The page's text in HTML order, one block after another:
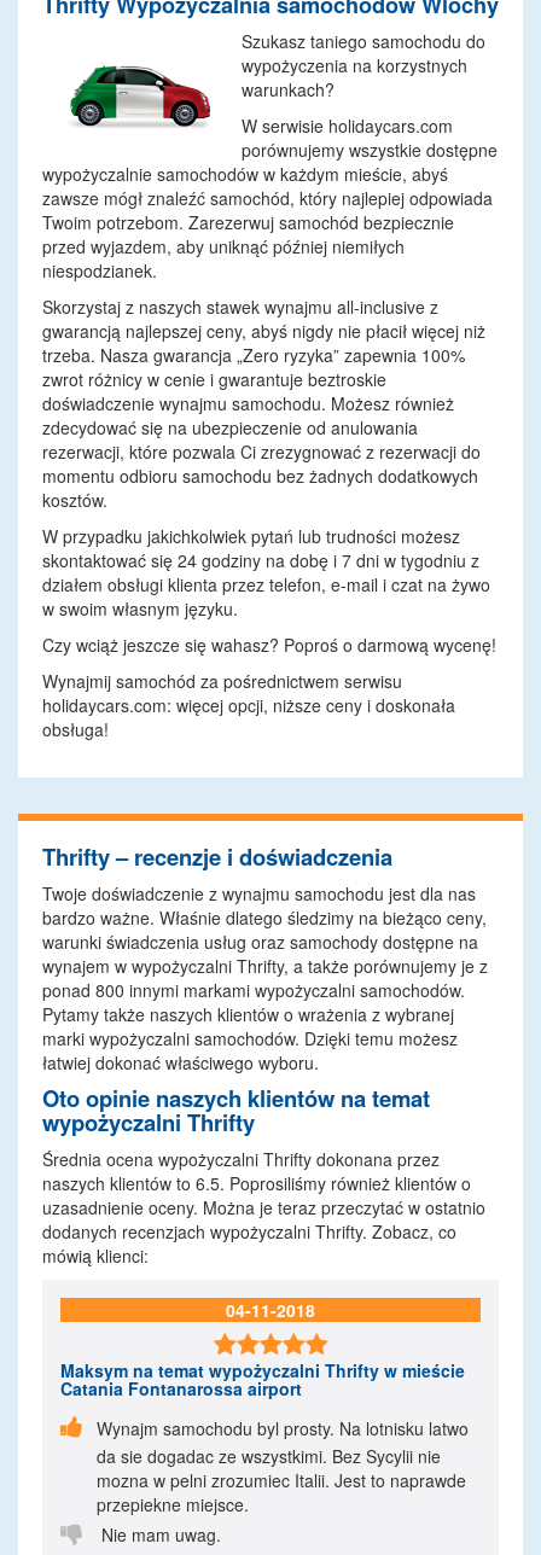
Szukasz taniego samochodu do
wypożyczenia na korzystnych
warunkach?
W serwisie holidaycars.com
porównujemy wszystkie dostępne
wypożyczalnie samochodów w każdym mieście, abyś
zawsze mógł znaleźć samochód, który najlepiej odpowiada
Twoim potrzebom. Zarezerwuj samochód bezpiecznie
przed wyjazdem, aby uniknąć później niemiłych
niespodzianek.
Skorzystaj z naszych stawek wynajmu all-inclusive z
gwarancją najlepszej ceny, abyś nigdy nie płacił więcej niż
trzeba. Nasza gwarancja „Zero ryzyka” zapewnia 100%
zwrot różnicy w cenie i gwarantuje beztroskie
doświadczenie wynajmu samochodu. Możesz również
zdecydować się na ubezpieczenie od anulowania
rezerwacji, które pozwala Ci zrezygnować z rezerwacji do
momentu odbioru samochodu bez żadnych dodatkowych
kosztów.
W przypadku jakichkolwiek pytań lub trudności możesz
skontaktować się 24 godziny na dobę i 7 dni w tygodniu z
działem obsługi klienta przez telefon, e-mail i czat na żywo
w swoim własnym języku.
Czy wciąż jeszcze się wahasz? Poproś o darmową wycenę!
Wynajmij samochód za pośrednictwem serwisu
holidaycars.com: więcej opcji, niższe ceny i doskonała
obsługa!
Thrifty – recenzje i doświadczenia
Twoje doświadczenie z wynajmu samochodu jest dla nas
bardzo ważne. Właśnie dlatego śledzimy na bieżąco ceny,
warunki świadczenia usług oraz samochody dostępne na
wynajem w wypożyczalni Thrifty, a także porównujemy je z
ponad 800 innymi markami wypożyczalni samochodów.
Pytamy także naszych klientów o wrażenia z wybranej
marki wypożyczalni samochodów. Dzięki temu możesz
łatwiej dokonać właściwego wyboru.
Oto opinie naszych klientów na temat
wypożyczalni Thrifty
Średnia ocena wypożyczalni Thrifty dokonana przez
naszych klientów to 6.5. Poprosiliśmy również klientów o
uzasadnienie oceny. Można je teraz przeczytać w ostatnio
dodanych recenzjach wypożyczalni Thrifty. Zobacz, co
mówią klienci:
04-11-2018

Maksym na temat wypożyczalni Thrifty w mieście
Catania Fontanarossa airport
 Wynajm samochodu byl prosty. Na lotnisku latwo
da sie dogadac ze wszystkimi. Bez Sycylii nie
mozna w pelni zrozumiec Italii. Jest to naprawde
przepiekne miejsce.

Nie mam uwag.